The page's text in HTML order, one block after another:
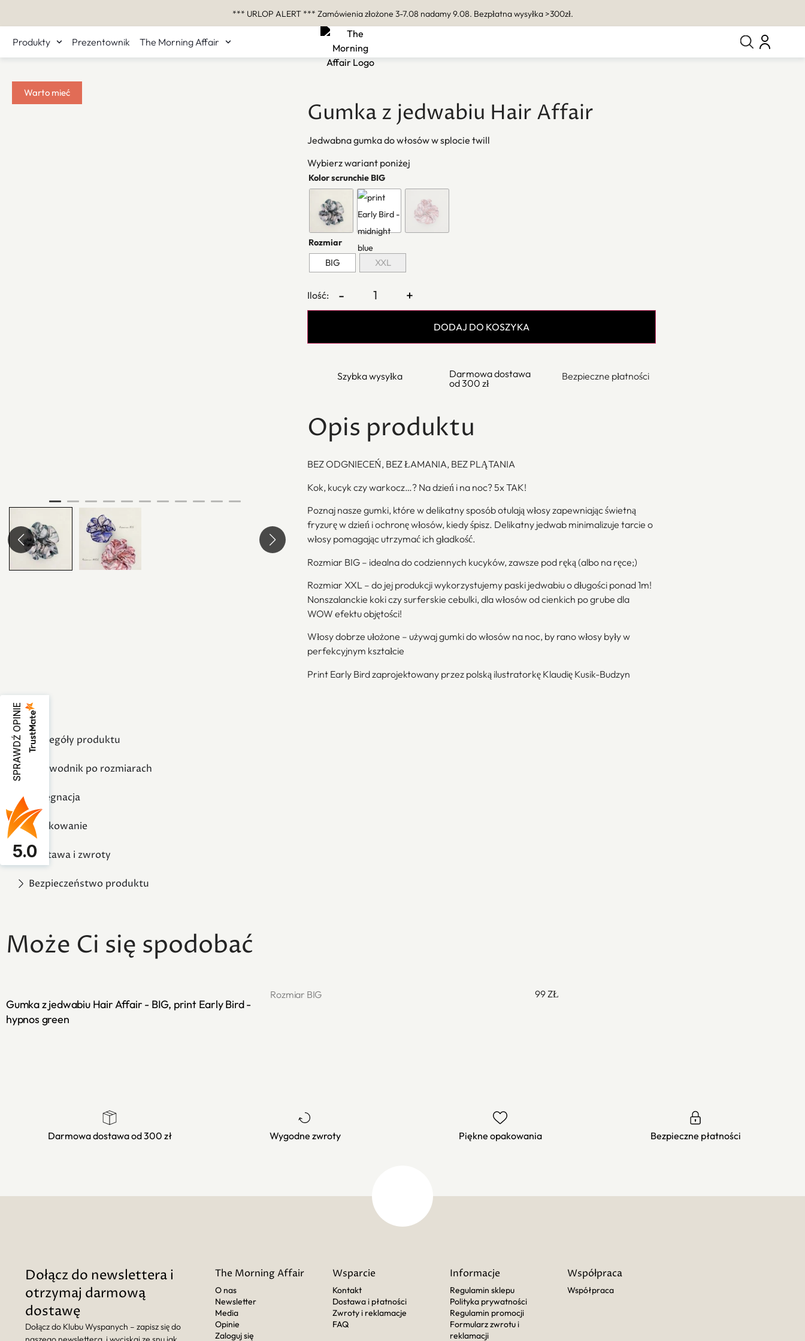
*** URLOP ALERT *** Zamówienia złożone 3-7.08 nadamy 9.08. Bezpłatna wysyłka >300zł.
Produkty Prezentownik The Morning Affair
Warto mieć
Gumka z jedwabiu Hair Affair
Jedwabna gumka do włosów w splocie twill
Wybierz wariant poniżej
Rozmiar
BIG XXL
Kolor scrunchie BIG
- +
DODAJ DO KOSZYKA
Szybka wysyłka
Darmowa dostawa
od 300 zł
Bezpieczne płatności
Opis produktu
BEZ ODGNIECEŃ, BEZ ŁAMANIA, BEZ PLĄTANIA
Kok, kucyk czy warkocz…? Na dzień i na noc? 5x TAK!
Poznaj nasze gumki, które w delikatny sposób otulają włosy zapewniając świetną
fryzurę w dzień i ochronę włosów, kiedy śpisz. Delikatny jedwab minimalizuje tarcie o
włosy pomagając utrzymać ich gładkość.
Rozmiar BIG – idealna do codziennych kucyków, zawsze pod ręką (albo na ręce;)
Rozmiar XXL – do jej produkcji wykorzystujemy paski jedwabiu o długości ponad 1m!
Nonszalanckie koki czy surferskie cebulki, dla włosów od cienkich po grube dla
WOW efektu objętości!
Włosy dobrze ułożone – używaj gumki do włosów na noc, by rano włosy były w
perfekcyjnym kształcie
Print Early Bird zaprojektowany przez polską ilustratorkę Klaudię Kusik-Budzyn
Szczegóły produktu
Przewodnik po rozmiarach
Pielęgnacja
Opakowanie
Dostawa i zwroty
Bezpieczeństwo produktu
Może Ci się spodobać
Gumka z jedwabiu Hair Affair - BIG, print Early Bird -
hypnos green
Rozmiar BIG 99ZŁ
Darmowa dostawa od 300 zł Wygodne zwroty Piękne opakowania Bezpieczne płatności
Dołącz do newslettera i
otrzymaj darmową
dostawę
Dołącz do Klubu Wyspanych – zapisz się do
The Morning Affair
O nas
Newsletter
Media
Opinie
Zaloguj się
Wsparcie
Kontakt
Dostawa i płatności
Zwroty i reklamacje
FAQ
Informacje
Regulamin sklepu
Polityka prywatności
Regulamin promocji
Formularz zwrotu i
reklamacji
Współpraca
Współpraca
SPRAWDŹ OPINIE
5.0